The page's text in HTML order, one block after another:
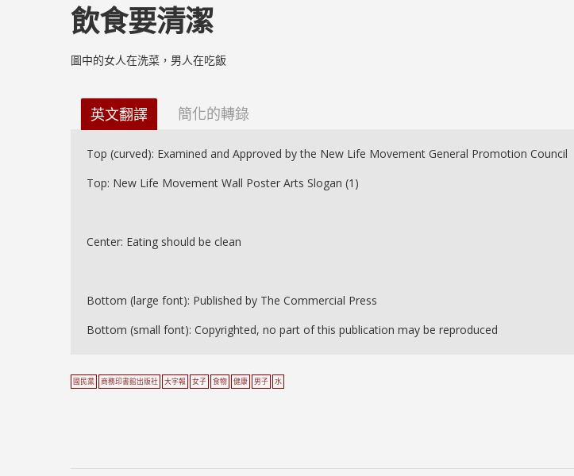
飲食要清潔
圖中的女人在洗菜，男人在吃飯
英文翻譯 簡化的轉錄
Top (curved): Examined and Approved by the New Life Movement General Promotion Council
Top: New Life Movement Wall Poster Arts Slogan (1)
Center: Eating should be clean
Bottom (large font): Published by The Commercial Press
Bottom (small font): Copyrighted, no part of this publication may be reproduced
國民黨 商務印書館出版社 大字報 女子 食物 健康 男子 水